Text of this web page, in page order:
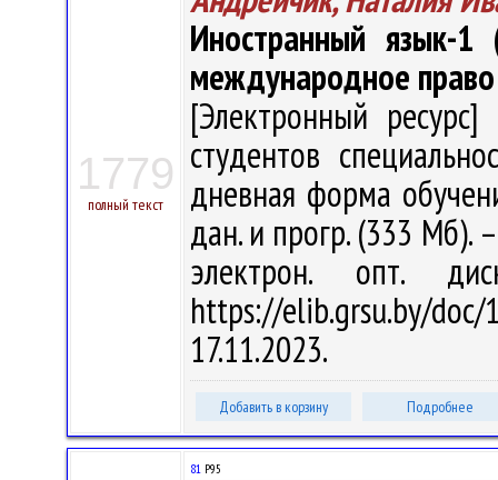
1779
полный текст
Иностранный язык-1
международное право
[Электронный
студентов
дневная форма
дан. и прогр. (333 Мб).
электрон. опт.
https://elib.grsu.by/
17.11.2023.
Добавить в корзину Подробнее
81 Р95